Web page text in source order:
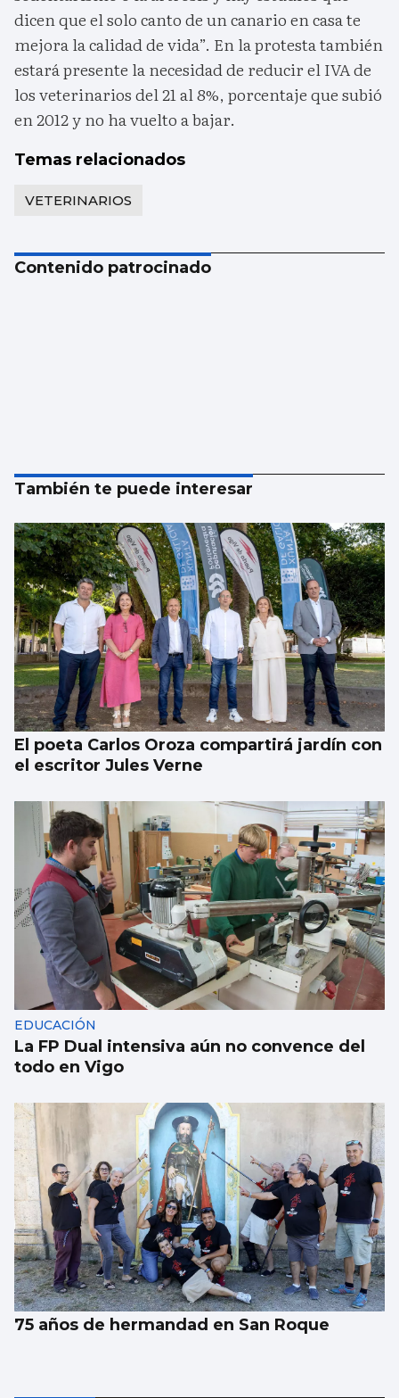
dicen que el solo canto de un canario en casa te
mejora la calidad de vida”. En la protesta también
estará presente la necesidad de reducir el IVA de
los veterinarios del 21 al 8%, porcentaje que subió
en 2012 y no ha vuelto a bajar.
Temas relacionados
VETERINARIOS
Contenido patrocinado
También te puede interesar
El poeta Carlos Oroza compartirá jardín con
el escritor Jules Verne
EDUCACIÓN
La FP Dual intensiva aún no convence del
todo en Vigo
75 años de hermandad en San Roque